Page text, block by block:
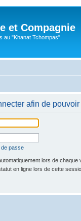
et Compagnie
au "Khanat Tchompas"
afin de
de passe
lors de chaque
en ligne lors de cette